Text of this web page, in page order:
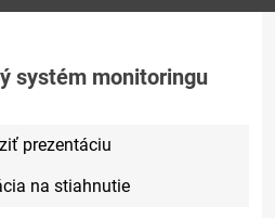
systém monitoringu
prezentáciu
na stiahnutie